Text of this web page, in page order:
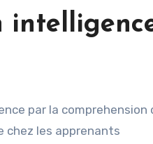
par la comprehension
chez les apprenants